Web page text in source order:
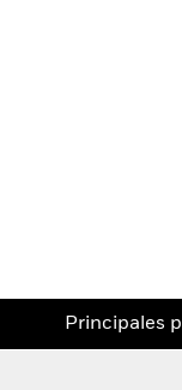
Principales